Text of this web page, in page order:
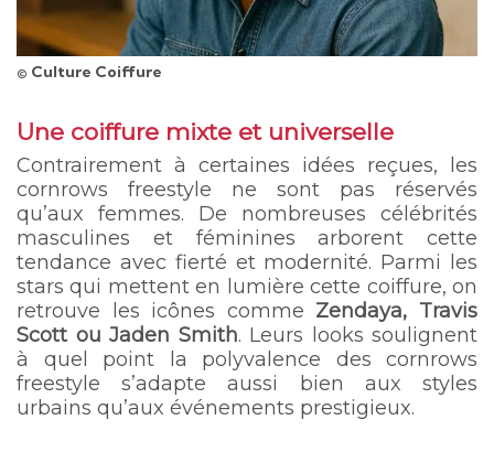
© Culture Coiffure
Une coiffure mixte et universelle
Contrairement à certaines idées reçues, les
cornrows freestyle ne sont pas réservés
qu’aux femmes. De nombreuses célébrités
masculines et féminines arborent cette
tendance avec fierté et modernité. Parmi les
stars qui mettent en lumière cette coiffure, on
retrouve les icônes comme Zendaya, Travis
Scott ou Jaden Smith. Leurs looks soulignent
à quel point la polyvalence des cornrows
freestyle s’adapte aussi bien aux styles
urbains qu’aux événements prestigieux.